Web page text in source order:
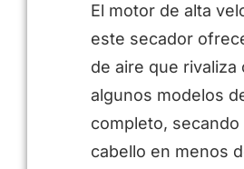
El motor de alta
este secador
de aire que rivaliza
algunos modelos
completo, secando
cabello en menos